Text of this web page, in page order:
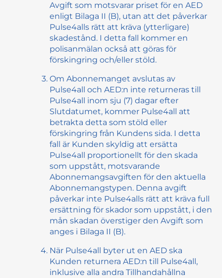
Avgift som motsvarar priset för en AED
enligt Bilaga II (B), utan att det påverkar
Pulse4alls rätt att kräva (ytterligare)
skadestånd. I detta fall kommer en
polisanmälan också att göras för
förskingring och/eller stöld.
Om Abonnemanget avslutas av
Pulse4all och AED:n inte returneras till
Pulse4all inom sju (7) dagar efter
Slutdatumet, kommer Pulse4all att
betrakta detta som stöld eller
förskingring från Kundens sida. I detta
fall är Kunden skyldig att ersätta
Pulse4all proportionellt för den skada
som uppstått, motsvarande
Abonnemangsavgiften för den aktuella
Abonnemangstypen. Denna avgift
påverkar inte Pulse4alls rätt att kräva full
ersättning för skador som uppstått, i den
mån skadan överstiger den Avgift som
anges i Bilaga II (B).
När Pulse4all byter ut en AED ska
Kunden returnera AED:n till Pulse4all,
inklusive alla andra Tillhandahållna